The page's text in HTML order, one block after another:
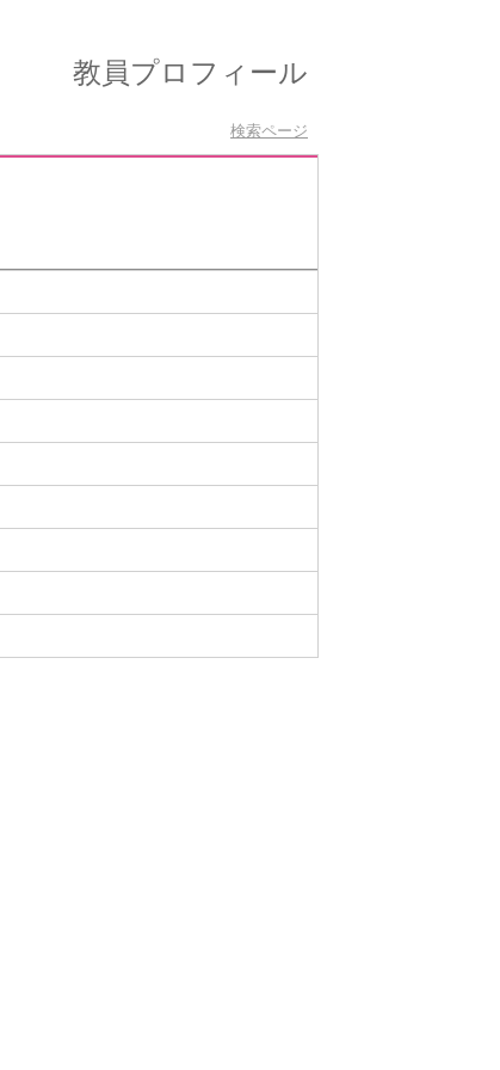
教員プロフィール
検索ページ